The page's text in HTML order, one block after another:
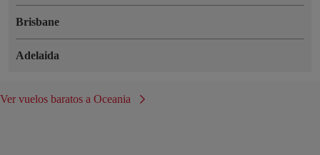
Brisbane
Adelaida
Ver vuelos baratos a Oceania